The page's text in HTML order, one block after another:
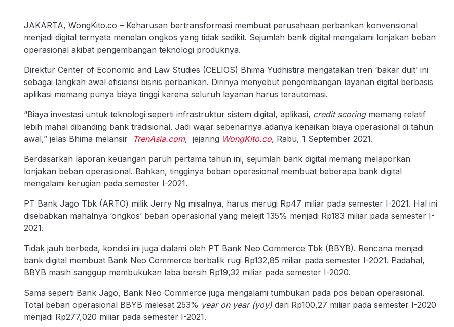
JAKARTA, WongKito.co – Keharusan bertransformasi membuat perusahaan perbankan konvensional
menjadi digital ternyata menelan ongkos yang tidak sedikit. Sejumlah bank digital mengalami lonjakan beban
operasional akibat pengembangan teknologi produknya.
Direktur Center of Economic and Law Studies (CELIOS) Bhima Yudhistira mengatakan tren ‘bakar duit’ ini
sebagai langkah awal efisiensi bisnis perbankan. Dirinya menyebut pengembangan layanan digital berbasis
aplikasi memang punya biaya tinggi karena seluruh layanan harus terautomasi.
“Biaya investasi untuk teknologi seperti infrastruktur sistem digital, aplikasi, credit scoringmemang relatif
lebih mahal dibanding bank tradisional. Jadi wajar sebenarnya adanya kenaikan biaya operasional di tahun
awal,” jelas Bhima melansir
TrenAsia.com, jejaring WongKito.co, Rabu, 1 September 2021.
Berdasarkan laporan keuangan paruh pertama tahun ini, sejumlah bank digital memang melaporkan
lonjakan beban operasional. Bahkan, tingginya beban operasional membuat beberapa bank digital
mengalami kerugian pada semester I-2021.
PT Bank Jago Tbk (ARTO) milik Jerry Ng misalnya, harus merugi Rp47 miliar pada semester I-2021. Hal ini
disebabkan mahalnya ‘ongkos’ beban operasional yang melejit 135% menjadi Rp183 miliar pada semester I-
2021.
Tidak jauh berbeda, kondisi ini juga dialami oleh PT Bank Neo Commerce Tbk (BBYB). Rencana menjadi
bank digital membuat Bank Neo Commerce berbalik rugi Rp132,85 miliar pada semester I-2021. Padahal,
BBYB masih sanggup membukukan laba bersih Rp19,32 miliar pada semester I-2020.
Sama seperti Bank Jago, Bank Neo Commerce juga mengalami tumbukan pada pos beban operasional.
Total beban operasional BBYB melesat 253% year on year (yoy) dari Rp100,27 miliar pada semester I-2020
menjadi Rp277,020 miliar pada semester I-2021.